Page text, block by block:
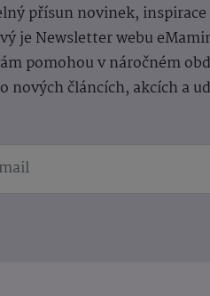
přísun novinek,
je Newsletter webu
pomohou v náročném
nových článcích, akcích a